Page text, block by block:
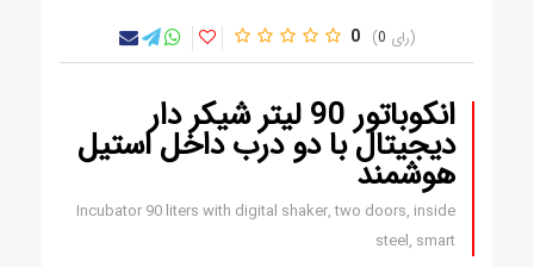
0 0
انکوباتور 90 لیتر شیکر دار
دیجیتال با دو درب داخل استیل
هوشمند
Incubator 90 liters with digital shaker, two doors, inside
steel, smart